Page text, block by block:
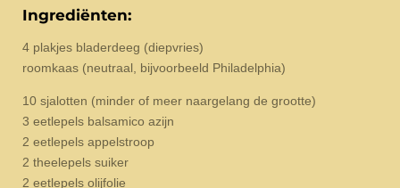
Ingrediënten:
4 plakjes bladerdeeg (diepvries)
roomkaas (neutraal, bijvoorbeeld Philadelphia)
10 sjalotten (minder of meer naargelang de grootte)
3 eetlepels balsamico azijn
2 eetlepels appelstroop
2 theelepels suiker
2 eetlepels olijfolie